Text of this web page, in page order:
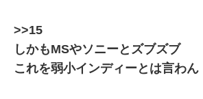
>>15
しかもMSやソニーとズブズブ
これを弱小インディーとは言わん